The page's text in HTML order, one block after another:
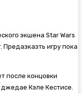
экшена Star Wars
Предазказть игру пока
после концовки
Кэле Кестисе.